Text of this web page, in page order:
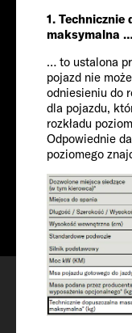
1. Technicznie
maksymalna …
… to ustalona
pojazd nie
odniesieniu do
dla pojazdu,
rozkładu
Odpowiednie
poziomego
Pasażerowie
Rozmiar
661 CM